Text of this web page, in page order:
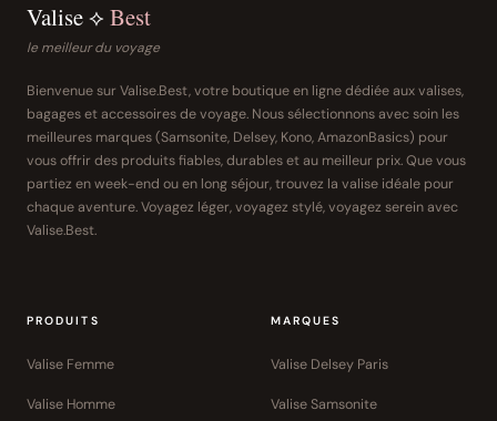
Valise ⟡ Best
le meilleur du voyage
Bienvenue sur Valise.Best, votre boutique en ligne dédiée aux valises,
bagages et accessoires de voyage. Nous sélectionnons avec soin les
meilleures marques (Samsonite, Delsey, Kono, AmazonBasics) pour
vous offrir des produits fiables, durables et au meilleur prix. Que vous
partiez en week-end ou en long séjour, trouvez la valise idéale pour
chaque aventure. Voyagez léger, voyagez stylé, voyagez serein avec
Valise.Best.
PRODUITS
Valise Femme
Valise Homme
MARQUES
Valise Delsey Paris
Valise Samsonite